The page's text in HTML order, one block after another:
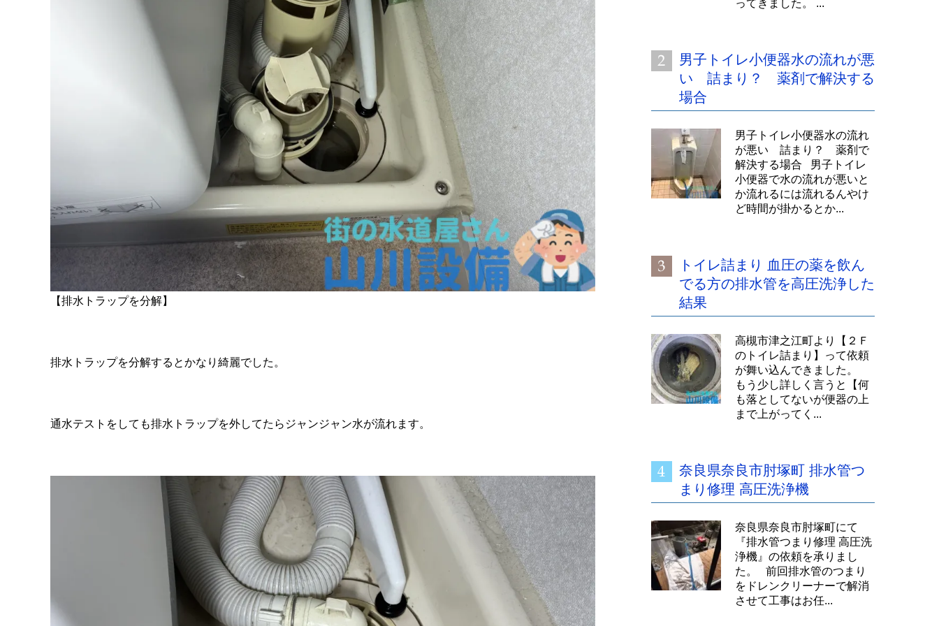
【排水トラップを分解】
排水トラップを分解するとかなり綺麗でした。
通水テストをしても排水トラップを外してたらジャンジャン水が流れます。
ってきました。 ...
男子トイレ小便器水の流れが悪
い 詰まり？ 薬剤で解決する
場合
男子トイレ小便器水の流れ
が悪い 詰まり？ 薬剤で
解決する場合 男子トイレ
小便器で水の流れが悪いと
か流れるには流れるんやけ
ど時間が掛かるとか...
トイレ詰まり 血圧の薬を飲ん
でる方の排水管を高圧洗浄した
結果
高槻市津之江町より【２Ｆ
のトイレ詰まり】って依頼
が舞い込んできました。
もう少し詳しく言うと【何
も落としてないが便器の上
まで上がってく...
奈良県奈良市肘塚町 排水管つ
まり修理 高圧洗浄機
奈良県奈良市肘塚町にて
『排水管つまり修理 高圧洗
浄機』の依頼を承りまし
た。 前回排水管のつまり
をドレンクリーナーで解消
させて工事はお任...